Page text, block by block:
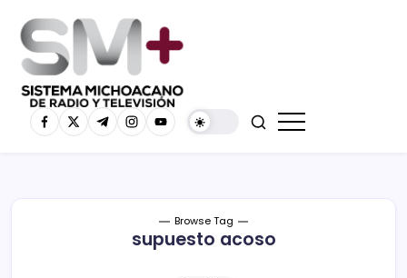
Browse Tag
supuesto acoso